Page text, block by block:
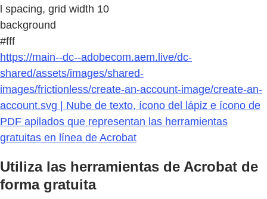
l spacing, grid width 10
background
#fff
https://main--dc--adobecom.aem.live/dc-
shared/assets/images/shared-
images/frictionless/create-an-account-image/create-an-
account.svg | Nube de texto, ícono del lápiz e ícono de
PDF apilados que representan las herramientas
gratuitas en línea de Acrobat
Utiliza las herramientas de Acrobat de
forma gratuita